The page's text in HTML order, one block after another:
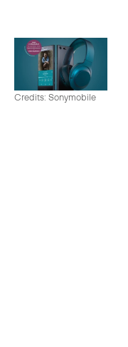
Credits: Sonymobile